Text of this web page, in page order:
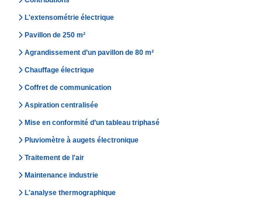
L'extensométrie électrique
Pavillon de 250 m²
Agrandissement d’un pavillon de 80 m²
Chauffage électrique
Coffret de communication
Aspiration centralisée
Mise en conformité d’un tableau triphasé
Pluviomètre à augets électronique
Traitement de l'air
Maintenance industrie
L'analyse thermographique